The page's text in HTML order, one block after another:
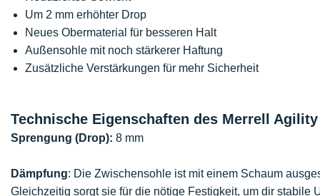
Um 2 mm erhöhter Drop
Neues Obermaterial für besseren Halt
Außensohle mit noch stärkerer Haftung
Zusätzliche Verstärkungen für mehr Sicherheit
Technische Eigenschaften des Merrell Agility
Sprengung (Drop): 8 mm
Dämpfung: Die Zwischensohle ist mit einem Schaum
Gleichzeitig sorgt sie für die nötige Festigkeit, um dir stabile